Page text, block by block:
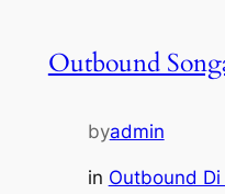
Outbound
byadmin
in Outbound